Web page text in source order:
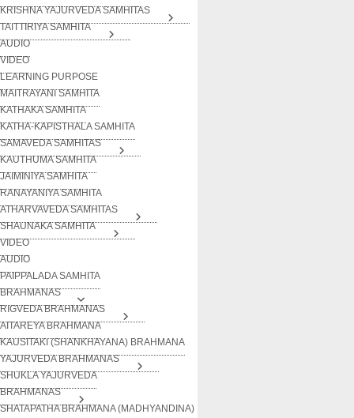
KRISHNA YAJURVEDA SAMHITAS
TAITTIRIYA SAMHITA
AUDIO
VIDEO
LEARNING PURPOSE
MAITRAYANI SAMHITA
KATHAKA SAMHITA
KATHA-KAPISTHALA SAMHITA
SAMAVEDA SAMHITAS
KAUTHUMA SAMHITA
JAIMINIYA SAMHITA
RANAYANIYA SAMHITA
ATHARVAVEDA SAMHITAS
SHAUNAKA SAMHITA
VIDEO
AUDIO
PAIPPALADA SAMHITA
BRAHMANAS
RIGVEDA BRAHMANAS
AITAREYA BRAHMANA
KAUSITAKI (SHANKHAYANA) BRAHMANA
YAJURVEDA BRAHMANAS
SHUKLA YAJURVEDA
BRAHMANAS
SHATAPATHA BRAHMANA (MADHYANDINA)